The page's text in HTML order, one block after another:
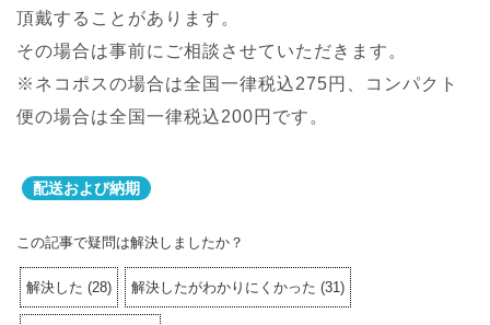
頂戴することがあります。
その場合は事前にご相談させていただきます。
※ネコポスの場合は全国一律税込275円、コンパクト
便の場合は全国一律税込200円です。
配送および納期
この記事で疑問は解決しましたか？
解決した (28) 解決したがわかりにくかった (31)